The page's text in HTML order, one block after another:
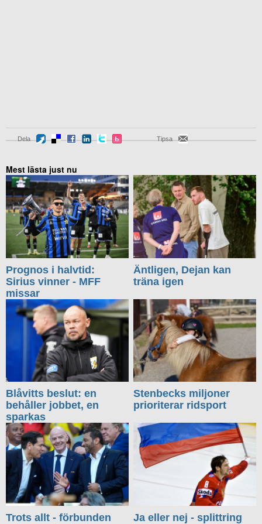
Dela Tipsa
Mest lästa just nu
Prognos i halvtid:
Sirius vinner - MFF
missar
Äntligen, Dejan kan
träna igen
Blåvitts beslut: en
behåller jobbet, en
sparkas
Stenbecks miljoner
prioriterar ridsport
Trots allt - förbunden
Ja eller nej - splittring